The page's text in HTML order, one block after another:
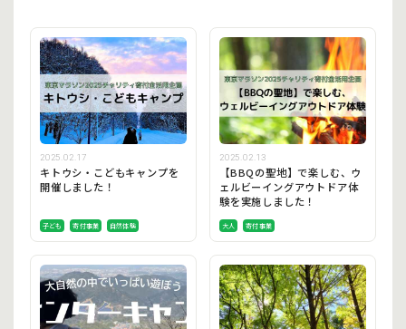
2025.02.17
キトウシ・こどもキャンプを
開催しました！
子ども 寄付事業 自然体験
2025.02.13
【BBQの聖地】で楽しむ、ウ
ェルビーイングアウトドア体
験を実施しました！
大人 寄付事業